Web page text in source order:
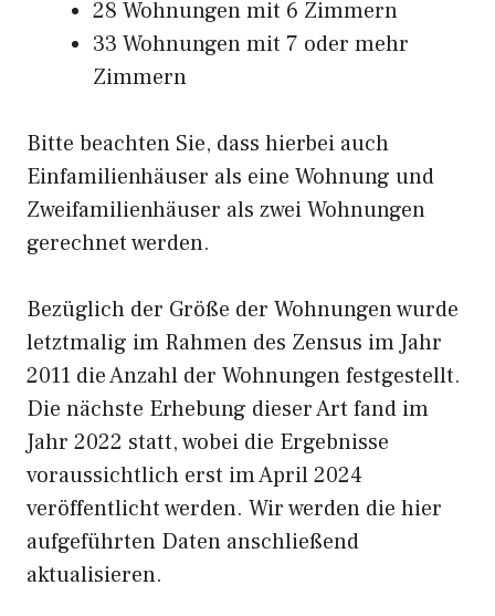
28 Wohnungen mit 6 Zimmern
33 Wohnungen mit 7 oder mehr
Zimmern
Bitte beachten Sie, dass hierbei auch
Einfamilienhäuser als eine Wohnung und
Zweifamilienhäuser als zwei Wohnungen
gerechnet werden.
Bezüglich der Größe der Wohnungen wurde
letztmalig im Rahmen des Zensus im Jahr
2011 die Anzahl der Wohnungen festgestellt.
Die nächste Erhebung dieser Art fand im
Jahr 2022 statt, wobei die Ergebnisse
voraussichtlich erst im April 2024
veröffentlicht werden. Wir werden die hier
aufgeführten Daten anschließend
aktualisieren.